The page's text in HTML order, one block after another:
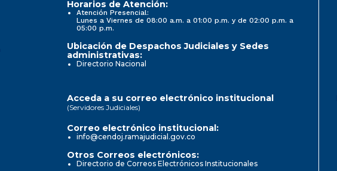
Horarios de Atención:
Atención Presencial:
Lunes a Viernes de 08:00 a.m. a 01:00 p.m. y de 02:00 p.m. a
05:00 p.m.
Ubicación de Despachos Judiciales y Sedes
administrativas:
Directorio Nacional
Acceda a su correo electrónico institucional
(Servidores Judiciales)
Correo electrónico institucional:
info@cendoj.ramajudicial.gov.co
Otros Correos electrónicos:
Directorio de Correos Electrónicos Institucionales